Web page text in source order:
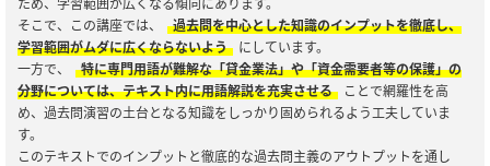
そこで、この講座では、
過去問を中心とした知識のインプットを徹底し、
学習範囲がムダに広くならないよう
にしています。
一方で、
特に専門用語が難解な「貸金業法」や「資金需要者等の保護」の
分野については、テキスト内に用語解説を充実させる
ことで網羅性を高
め、過去問演習の土台となる知識をしっかり固められるよう工夫していま
す。
このテキストでのインプットと徹底的な過去問主義のアウトプットを通し